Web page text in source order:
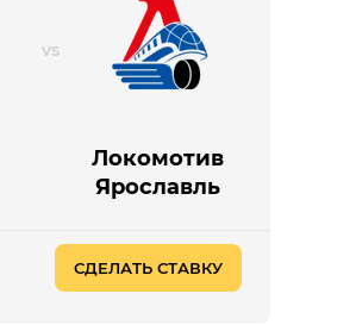
Локомотив
Ярославль
СДЕЛАТЬ СТАВКУ